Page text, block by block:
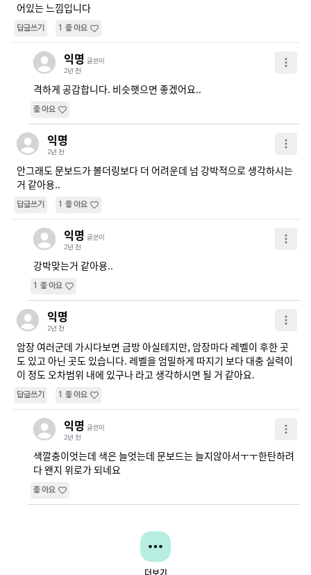
어있는 느낌입니다
답글쓰기 1 좋아요
익명 글쓴이
2년 전
격하게 공감합니다. 비슷햇으면 좋겠어요..
좋아요
익명
2년 전
안그래도 문보드가 볼더링보다 더 어려운데 넘 강박적으로 생각하시는
거 같아용..
답글쓰기 1 좋아요
익명 글쓴이
2년 전
강박맞는거 같아용..
1 좋아요
익명
2년 전
암장 여러군데 가시다보면 금방 아실테지만, 암장마다 레벨이 후한 곳
도 있고 아닌 곳도 있습니다. 레벨을 엄밀하게 따지기 보다 대충 실력이
이 정도 오차범위 내에 있구나 라고 생각하시면 될 거 같아요.
답글쓰기 1 좋아요
익명 글쓴이
2년 전
색깔충이엇는데 색은 늘엇는데 문보드는 늘지않아서ㅜㅜ한탄하려
다 왠지 위로가 되네요
좋아요
더보기